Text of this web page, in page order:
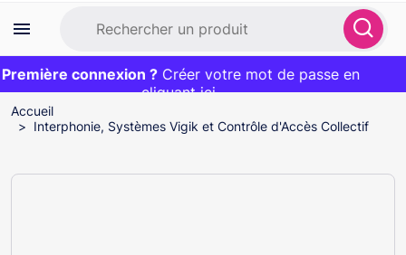
Première commande ?20€ OFFERT sur votre panier
et livraison 24/48h gratuite avec le codeBIENVENUE
connexion ? Créer votre mot de passe en
cliquant ici
EXCLU WEB :
Accueil
Interphonie, Systèmes Vigik et Contrôle d'Accès Collectif